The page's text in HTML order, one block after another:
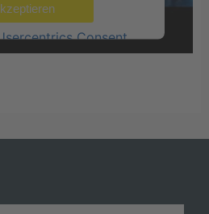
Consent
Platform&eRecht24